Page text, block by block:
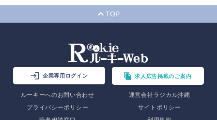
TOP
企業専用ログイン 求人広告掲載のご案内
ルーキーへのお問い合わせ
運営会社ラジカル沖縄
プライバシーポリシー
サイトポリシー